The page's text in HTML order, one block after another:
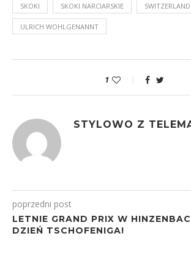
SKOKI SKOKI NARCIARSKIE SWITZERLAND
ULRICH WOHLGENANNT
1
STYLOWO Z
poprzedni post
LETNIE GRAND PRIX W
DZIEŃ TSCHOFENIGA!